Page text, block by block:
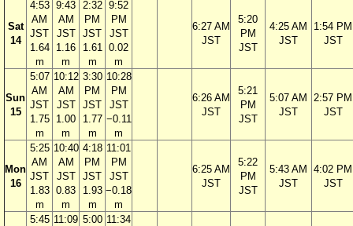
Sat
14
4:53
AM
JST
1.64
m
9:43
AM
JST
1.16
m
2:32
PM
JST
1.61
m
9:52
PM
JST
0.02
m
6:27 AM
JST
5:20
PM
JST
4:25 AM
JST
1:54 PM
JST
Sun
15
5:07
AM
JST
1.75
m
10:12
AM
JST
1.00
m
3:30
PM
JST
1.77
m
10:28
PM
JST
−0.11
m
6:26 AM
JST
5:21
PM
JST
5:07 AM
JST
2:57 PM
JST
Mon
16
5:25
AM
JST
1.83
m
10:40
AM
JST
0.83
m
4:18
PM
JST
1.93
m
11:01
PM
JST
−0.18
m
6:25 AM
JST
5:22
PM
JST
5:43 AM
JST
4:02 PM
JST
5:45 11:09 5:00 11:34